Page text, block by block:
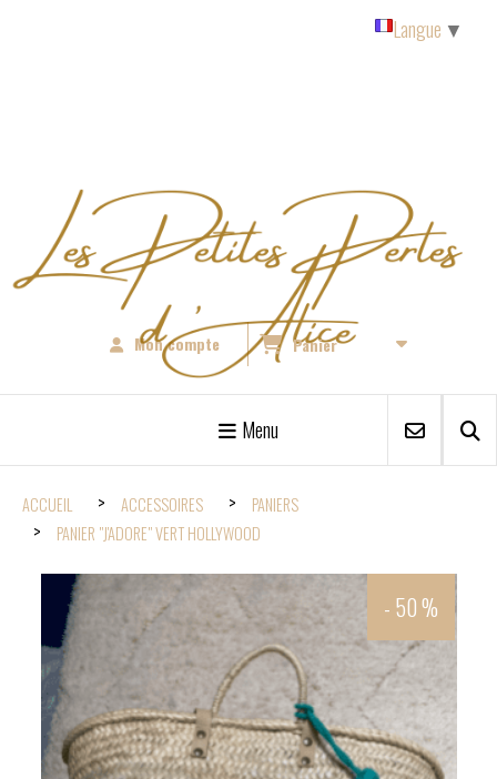
Mon compte Panier
Menu
ACCUEIL ACCESSOIRES
PANIERS
PANIER "J'ADORE" VERT HOLLYWOOD
- 50 %
Langue ▼